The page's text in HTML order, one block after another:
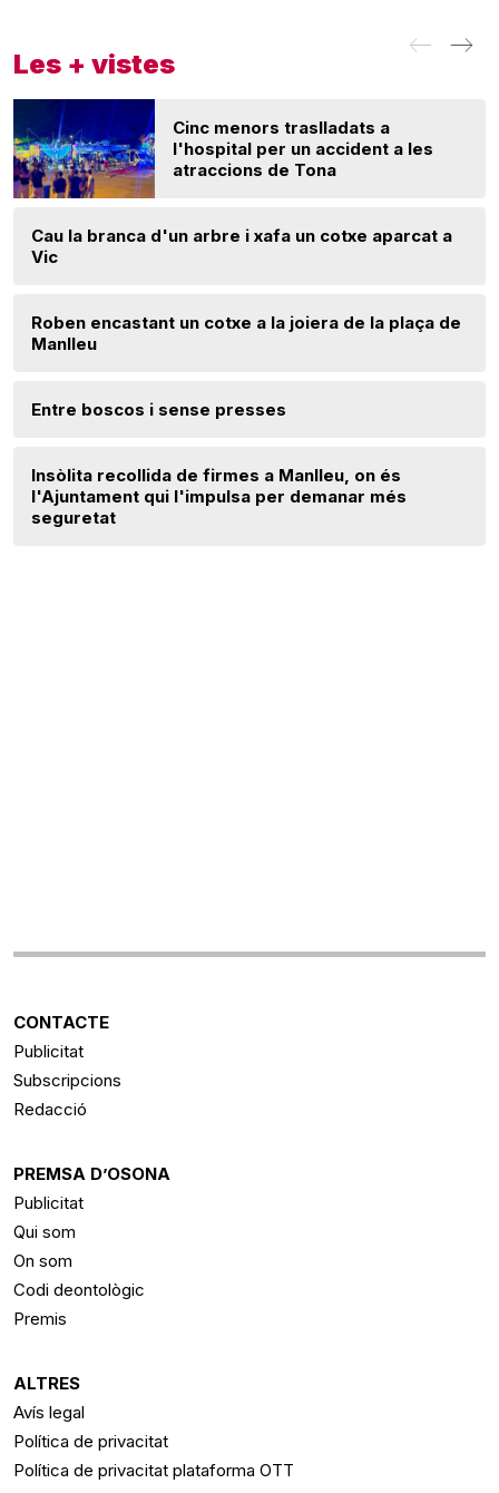
Les + vistes
Cinc menors traslladats a
l'hospital per un accident a les
atraccions de Tona
Cau la branca d'un arbre i xafa un cotxe aparcat a
Vic
Roben encastant un cotxe a la joiera de la plaça de
Manlleu
Entre boscos i sense presses
Insòlita recollida de firmes a Manlleu, on és
l'Ajuntament qui l'impulsa per demanar més
seguretat
CONTACTE
Publicitat
Subscripcions
Redacció
PREMSA D’OSONA
Publicitat
Qui som
On som
Codi deontològic
Premis
ALTRES
Avís legal
Política de privacitat
Política de privacitat plataforma OTT